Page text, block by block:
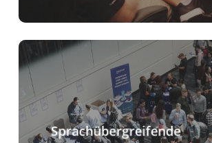
Sprachübergreifende